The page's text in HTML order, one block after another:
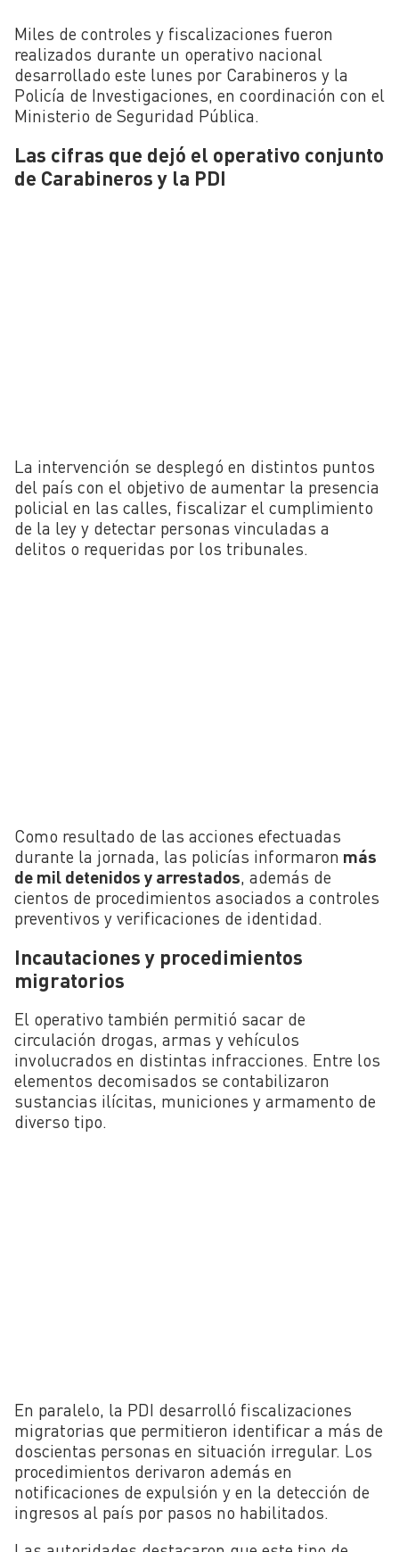
Miles de controles y fiscalizaciones fueron
realizados durante un operativo nacional
desarrollado este lunes por Carabineros y la
Policía de Investigaciones, en coordinación con el
Ministerio de Seguridad Pública.
Las cifras que dejó el operativo conjunto
de Carabineros y la PDI
La intervención se desplegó en distintos puntos
del país con el objetivo de aumentar la presencia
policial en las calles, fiscalizar el cumplimiento
de la ley y detectar personas vinculadas a
delitos o requeridas por los tribunales.
Como resultado de las acciones efectuadas
durante la jornada, las policías informaron más
de mil detenidos y arrestados, además de
cientos de procedimientos asociados a controles
preventivos y verificaciones de identidad.
Incautaciones y procedimientos
migratorios
El operativo también permitió sacar de
circulación drogas, armas y vehículos
involucrados en distintas infracciones. Entre los
elementos decomisados se contabilizaron
sustancias ilícitas, municiones y armamento de
diverso tipo.
En paralelo, la PDI desarrolló fiscalizaciones
migratorias que permitieron identificar a más de
doscientas personas en situación irregular. Los
procedimientos derivaron además en
notificaciones de expulsión y en la detección de
ingresos al país por pasos no habilitados.